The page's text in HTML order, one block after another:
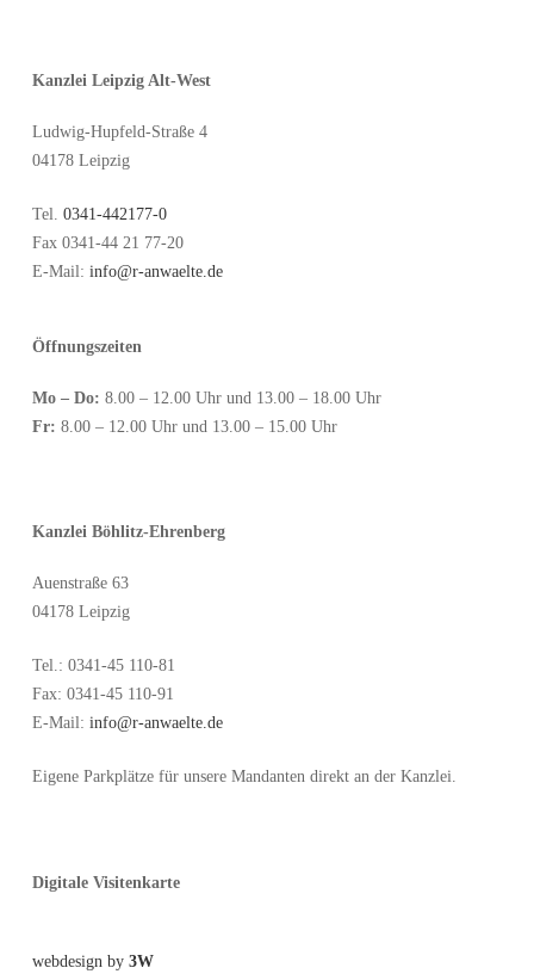
Kanzlei Leipzig Alt-West
Ludwig-Hupfeld-Straße 4
04178 Leipzig
Tel. 0341-442177-0
Fax 0341-44 21 77-20
E-Mail: info@r-anwaelte.de
Öffnungszeiten
Mo – Do: 8.00 – 12.00 Uhr und 13.00 – 18.00 Uhr
Fr: 8.00 – 12.00 Uhr und 13.00 – 15.00 Uhr
Kanzlei Böhlitz-Ehrenberg
Auenstraße 63
04178 Leipzig
Tel.: 0341-45 110-81
Fax: 0341-45 110-91
E-Mail: info@r-anwaelte.de
Eigene Parkplätze für unsere Mandanten direkt an der Kanzlei.
Digitale Visitenkarte
webdesign by 3W